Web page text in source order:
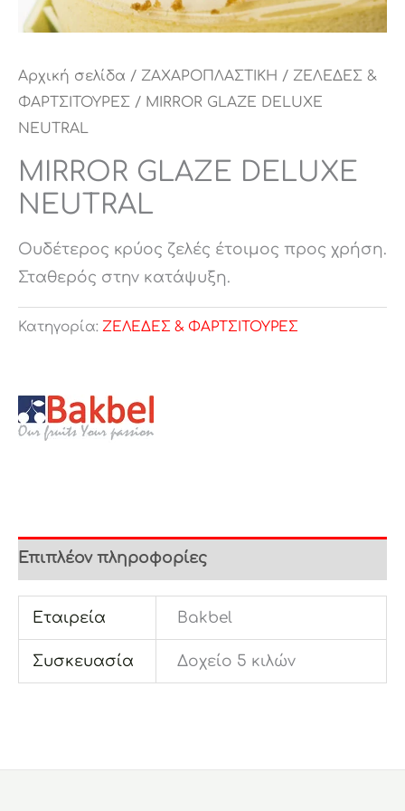
Αρχική σελίδα / ΖΑΧΑΡΟΠΛΑΣΤΙΚΗ / ΖΕΛΕΔΕΣ &
ΦΑΡΤΣΙΤΟΥΡΕΣ / MIRROR GLAZE DELUXE
NEUTRAL
MIRROR GLAZE DELUXE
NEUTRAL
Ουδέτερος κρύος ζελές έτοιμος προς χρήση.
Σταθερός στην κατάψυξη.
Κατηγορία: ΖΕΛΕΔΕΣ & ΦΑΡΤΣΙΤΟΥΡΕΣ
Επιπλέον πληροφορίες
Εταιρεία Bakbel
Συσκευασία Δοχείο 5 κιλών